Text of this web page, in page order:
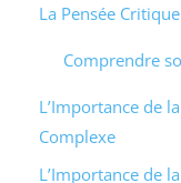
La Pensée
Comprendre
L’Importance de
Complexe
L’Importance de